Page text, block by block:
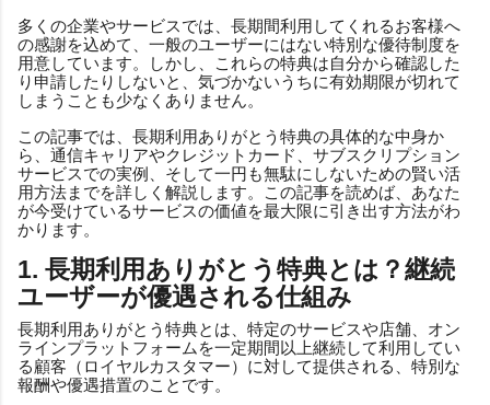
多くの企業やサービスでは、長期間利用してくれるお客様へ
の感謝を込めて、一般のユーザーにはない特別な優待制度を
用意しています。しかし、これらの特典は自分から確認した
り申請したりしないと、気づかないうちに有効期限が切れて
しまうことも少なくありません。
この記事では、長期利用ありがとう特典の具体的な中身か
ら、通信キャリアやクレジットカード、サブスクリプション
サービスでの実例、そして一円も無駄にしないための賢い活
用方法までを詳しく解説します。この記事を読めば、あなた
が今受けているサービスの価値を最大限に引き出す方法がわ
かります。
1. 長期利用ありがとう特典とは？継続
ユーザーが優遇される仕組み
長期利用ありがとう特典とは、特定のサービスや店舗、オン
ラインプラットフォームを一定期間以上継続して利用してい
る顧客（ロイヤルカスタマー）に対して提供される、特別な
報酬や優遇措置のことです。